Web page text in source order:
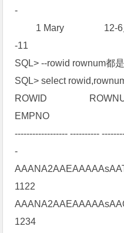
1 Mary 12-6
-
SQL> --rowid rownum都
SQL> select
ROWID
------------------ ----------